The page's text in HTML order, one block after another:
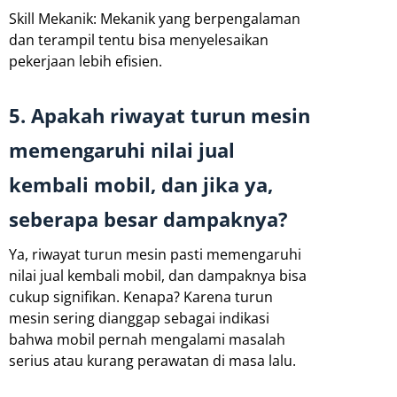
Skill Mekanik: Mekanik yang berpengalaman
dan terampil tentu bisa menyelesaikan
pekerjaan lebih efisien.
5. Apakah riwayat turun mesin
memengaruhi nilai jual
kembali mobil, dan jika ya,
seberapa besar dampaknya?
Ya, riwayat turun mesin pasti memengaruhi
nilai jual kembali mobil, dan dampaknya bisa
cukup signifikan. Kenapa? Karena turun
mesin sering dianggap sebagai indikasi
bahwa mobil pernah mengalami masalah
serius atau kurang perawatan di masa lalu.